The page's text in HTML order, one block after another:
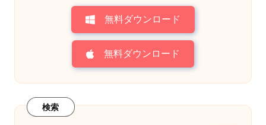
無料ダウンロード
無料ダウンロード
検索